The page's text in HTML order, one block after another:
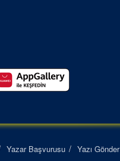
Yazar Başvurusu Yazı Gönder